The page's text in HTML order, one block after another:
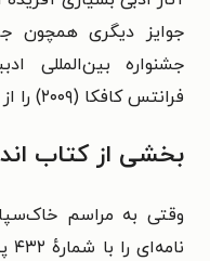
فرانتس کافکا (۲۰۰۹) را از آن خود کرده است.
بخشی از کتاب
وقتی به مراسم